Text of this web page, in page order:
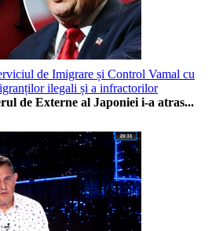
de Imigrare și Control Vamal cu
ilegali și a infractorilor
de Externe al Japoniei i-a atras...